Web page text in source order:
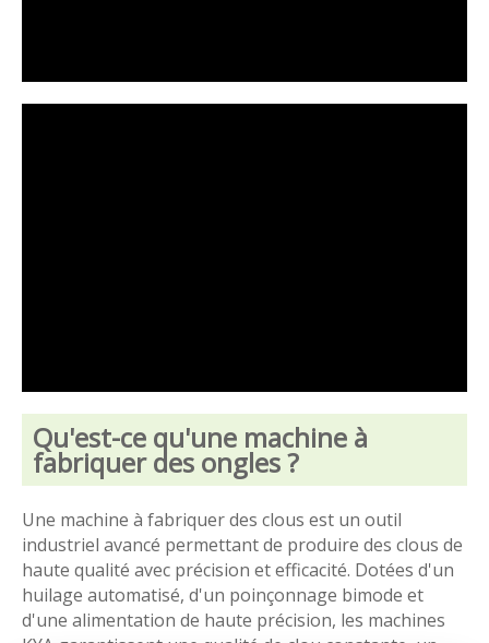
Qu'est-ce qu'une machine à
fabriquer des ongles ?
Une machine à fabriquer des clous est un outil
industriel avancé permettant de produire des clous de
haute qualité avec précision et efficacité. Dotées d'un
huilage automatisé, d'un poinçonnage bimode et
d'une alimentation de haute précision, les machines